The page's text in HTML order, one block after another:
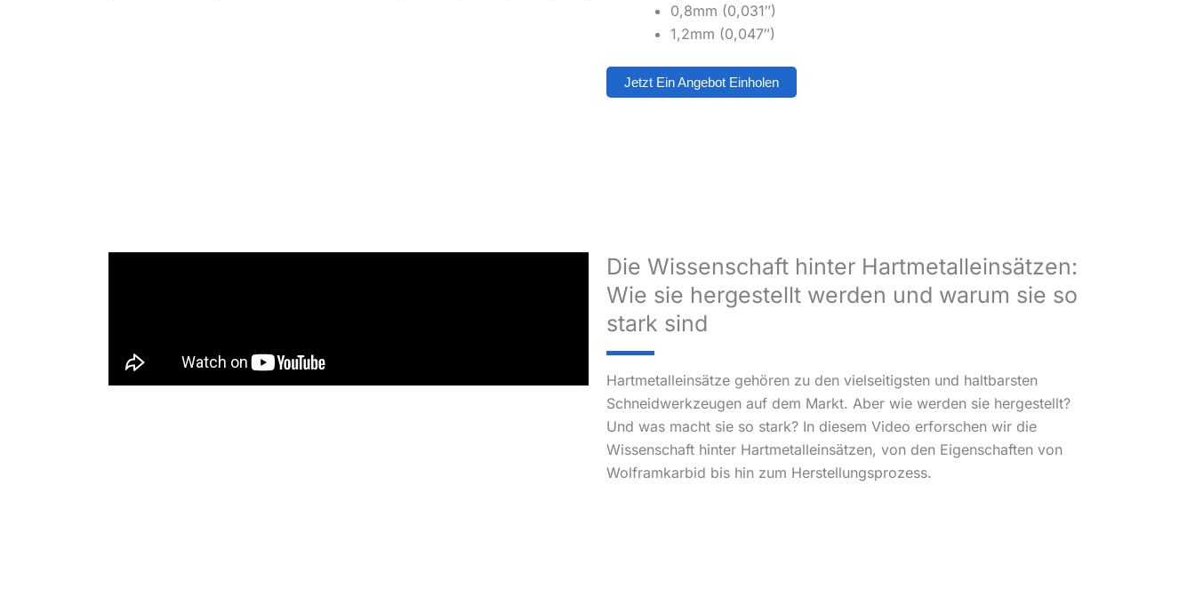
0,8mm (0,031″)
1,2mm (0,047″)
Jetzt Ein Angebot Einholen
Die Wissenschaft hinter Hartmetalleinsätzen:
Wie sie hergestellt werden und warum sie so
stark sind
Hartmetalleinsätze gehören zu den vielseitigsten und haltbarsten
Schneidwerkzeugen auf dem Markt. Aber wie werden sie hergestellt?
Und was macht sie so stark? In diesem Video erforschen wir die
Wissenschaft hinter Hartmetalleinsätzen, von den Eigenschaften von
Wolframkarbid bis hin zum Herstellungsprozess.